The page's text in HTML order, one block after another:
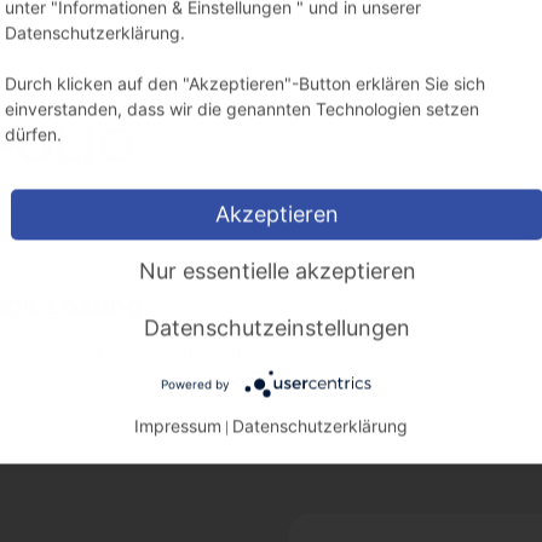
Lösung
ist unser Anspruch. Deshalb sind wir einer der weltweit
Mobilitätsindustrie und darüber hinaus.
unter "Informationen & Einstellungen " und in unserer
Datenschutzerklärung.
Durch klicken auf den "Akzeptieren"-Button erklären Sie sich
einverstanden, dass wir die genannten Technologien setzen
dürfen.
Akzeptieren
Nur essentielle akzeptieren
Datenschutzeinstellungen
Powered by
Impressum Datenschutzerklärung